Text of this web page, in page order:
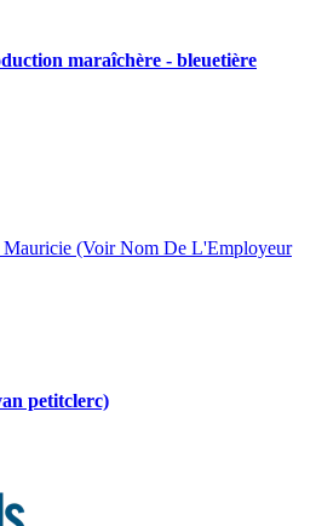
maraîchère - bleuetière
(Voir Nom De L'Employeur
petitclerc)